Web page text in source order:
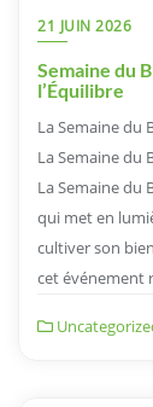
21 JUIN 2026
Semaine du
l’Équilibre
La Semaine du
La Semaine du
La Semaine du
qui met en
cultiver son
cet événement